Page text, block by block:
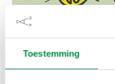
Toestemming